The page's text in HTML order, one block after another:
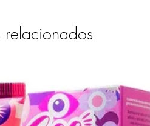
relacionados